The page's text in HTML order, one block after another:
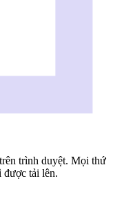
trình duyệt. Mọi thứ
tải lên.